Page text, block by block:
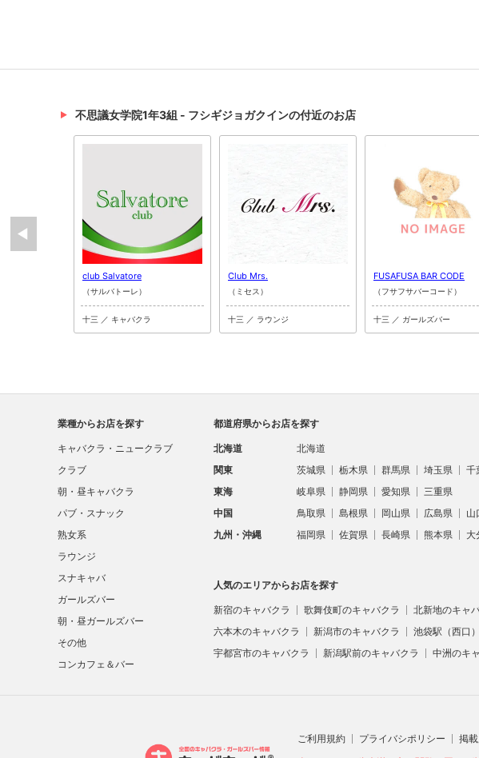
不思議女学院1年3組 - フシギジョガクインの付近のお店
club Salvatore
（サルバトーレ）
十三 ／ キャバクラ
Club Mrs.
（ミセス）
十三 ／ ラウンジ
FUSAFUSA BAR CODE
（フサフサバーコード）
十三 ／ ガールズバー
業種からお店を探す
キャバクラ・ニュークラブ
クラブ
朝・昼キャバクラ
パブ・スナック
熟女系
ラウンジ
スナキャバ
ガールズバー
朝・昼ガールズバー
その他
コンカフェ＆バー
都道府県からお店を探す
北海道 北海道
関東
茨城県 栃木県 群馬県 埼玉県 千
東海
岐阜県 静岡県 愛知県 三重県
中国
鳥取県 島根県 岡山県 広島県 山
九州・沖縄
福岡県 佐賀県 長崎県 熊本県 大
人気のエリアからお店を探す
新宿のキャバクラ 歌舞伎町のキャバクラ 北新地のキャ
六本木のキャバクラ
新潟市のキャバクラ 池袋駅（西口
宇都宮市のキャバクラ
新潟駅前のキャバクラ 中洲のキ
ご利用規約 プライバシポリシー 掲